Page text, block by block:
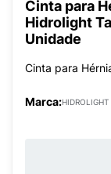
Cinta para
Hidrolight
Unidade
Cinta para
Marca:HIDROLIGHT